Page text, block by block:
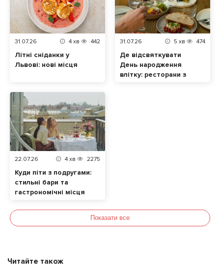
31.07.26 4 хв 442
Літні сніданки у
Львові: нові місця
31.07.26 5 хв 474
Де відсвяткувати
День народження
влітку: ресторани з
22.07.26 4 хв 2275
Куди піти з подругами:
стильні бари та
гастрономічні місця
Показати все
Читайте також